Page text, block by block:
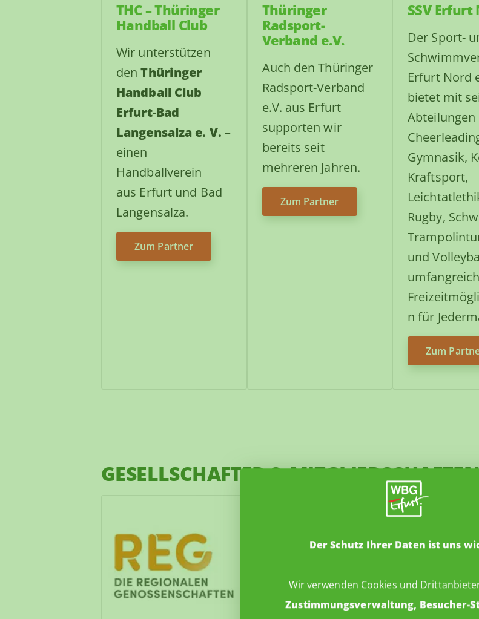
THC – Thüringer
Handball Club
Wir unterstützen
denThüringer
Handball Club
Erfurt-Bad
Langensalza e. V. –
einen
Handballverein
aus Erfurt und Bad
Langensalza.
Zum Partner
Thüringer
Radsport-
Verband e.V.
Auch den Thüringer
Radsport-Verband
e.V. aus Erfurt
supporten wir
bereits seit
mehreren Jahren.
Zum Partner
SSV Erfurt
Der Sport-
Erfurt Nord
bietet mit
Abteilungen
Gymnasik,
Kraftsport,
Rugby,
und
n für
Zum
GESELLSCHAFTER &
Der Schutz Ihrer Daten ist uns
Wir verwenden Cookies und
Zustimmungsverwaltung, Besucher-